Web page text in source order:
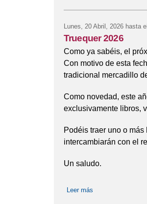
Lunes, 20 Abril, 2026hasta
Truequer 2026
Como ya sabéis, el
Con motivo de esta
tradicional mercadillo
Como novedad, este
exclusivamente libros,
Podéis traer uno o
intercambiarán con el
Un saludo.
Leer más